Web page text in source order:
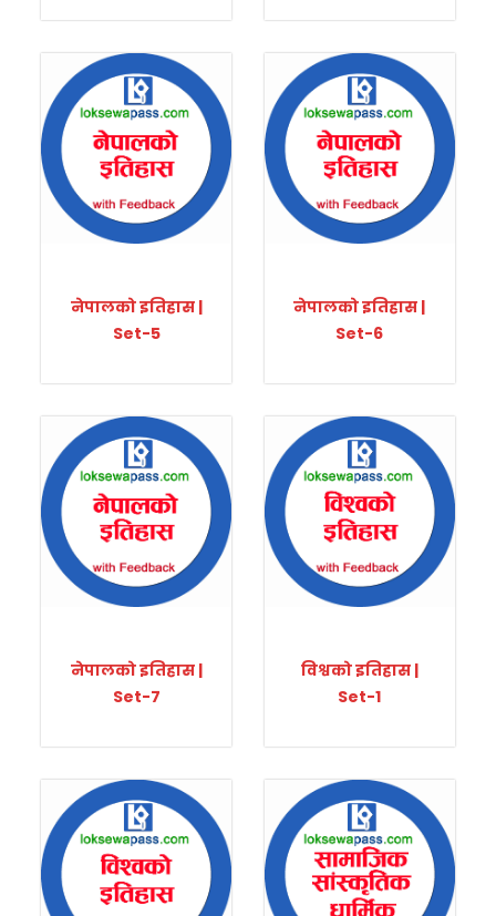
नेपालको इतिहास |
Set-5
नेपालको इतिहास |
Set-6
नेपालको इतिहास |
Set-7
विश्वको इतिहास |
Set-1